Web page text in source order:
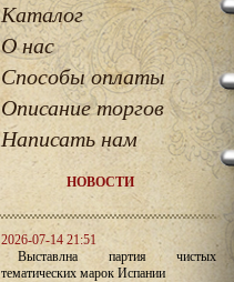
Каталог
О нас
Способы оплаты
Описание торгов
Написать нам
НОВОСТИ
2026-07-14 21:51
Выставлна партия чистых
тематических марок Испании